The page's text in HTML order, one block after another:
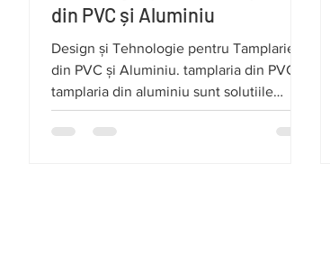
din PVC și Aluminiu
Design și Tehnologie pentru Tamplarie
din PVC și Aluminiu. tamplaria din PVC și
tamplaria din aluminiu sunt solutiile
preferate.